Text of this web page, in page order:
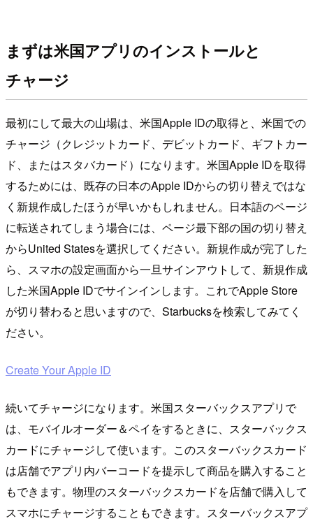
まずは米国アプリのインストールと
チャージ
最初にして最大の山場は、米国Apple IDの取得と、米国での
チャージ（クレジットカード、デビットカード、ギフトカー
ド、またはスタバカード）になります。米国Apple IDを取得
するためには、既存の日本のApple IDからの切り替えではな
く新規作成したほうが早いかもしれません。日本語のページ
に転送されてしまう場合には、ページ最下部の国の切り替え
からUnited Statesを選択してください。新規作成が完了した
ら、スマホの設定画面から一旦サインアウトして、新規作成
した米国Apple IDでサインインします。これでApple Store
が切り替わると思いますので、Starbucksを検索してみてく
ださい。
Create Your Apple ID
続いてチャージになります。米国スターバックスアプリで
は、モバイルオーダー＆ペイをするときに、スターバックス
カードにチャージして使います。このスターバックスカード
は店舗でアプリ内バーコードを提示して商品を購入すること
もできます。物理のスターバックスカードを店舗で購入して
スマホにチャージすることもできます。スターバックスアプ